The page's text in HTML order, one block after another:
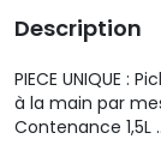
Description
PIECE UNIQUE
à la main par
Contenance 1,5L